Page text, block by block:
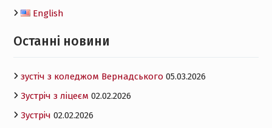
English
Останнi новини
зустіч з коледжом Вернадського 05.03.2026
Зустріч з ліцеєм 02.02.2026
Зустріч 02.02.2026